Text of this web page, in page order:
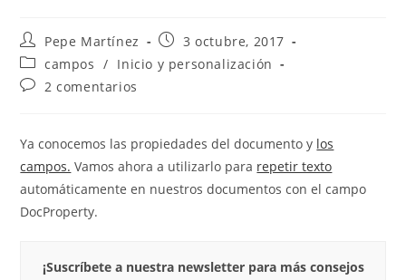
Autor
de
la
entrada:
Pepe Martínez
Publicación
la
3 octubre, 2017
Categoría
de
la
campos / Inicio y personalización
Comentarios
entrada:
2 comentarios
Ya conocemos las propiedades del documento y los
campos. Vamos ahora a utilizarlo para repetir texto
automáticamente en nuestros documentos con el campo
DocProperty.
¡Suscríbete a nuestra newsletter para más consejos